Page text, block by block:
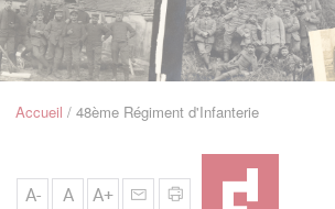
Navigation
FilAccueil 48ème Régiment d'Infanterie
A- A A+